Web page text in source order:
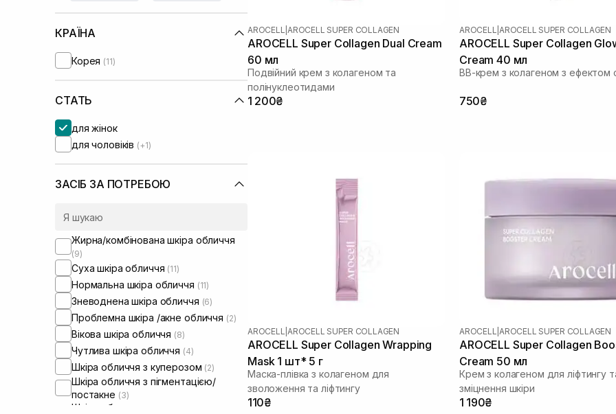
КРАЇНА
Корея (11)
СТАТЬ
для жінок
для чоловіків (+1)
ЗАСІБ ЗА ПОТРЕБОЮ
Жирна/комбінована шкіра обличчя
(9)
Суха шкіра обличчя (11)
Нормальна шкіра обличчя (11)
Зневоднена шкіра обличчя (6)
Проблемна шкіра /акне обличчя (2)
Вікова шкіра обличчя (8)
Чутлива шкіра обличчя (4)
Шкіра обличчя з куперозом (2)
Шкіра обличчя з пігментацією/
постакне (3)
Шкіра обличчя з розширеними
AROCELL AROCELL SUPER COLLAGEN
AROCELL Super Collagen Dual Cream
60 мл
Подвійний крем з колагеном та
полінуклеотидами
1 200₴
AROCELL AROCELL SUPER COLLAGEN
AROCELL Super Collagen
Cream 40 мл
ВВ-крем з колагеном з ефектом
750₴
AROCELL AROCELL SUPER COLLAGEN
AROCELL Super Collagen Wrapping
Mask 1 шт* 5 г
Маска-плівка з колагеном для
зволоження та ліфтингу
110₴
AROCELL AROCELL SUPER COLLAGEN
AROCELL Super Collagen
Cream 50 мл
Крем з колагеном для ліфтингу
зміцнення шкіри
1 190₴